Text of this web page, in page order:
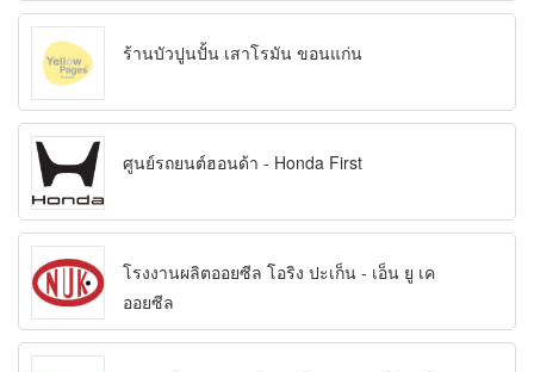
ร้านบัวปูนปั้น เสาโรมัน ขอนแก่น
ศูนย์รถยนต์ฮอนด้า - Honda First
โรงงานผลิตออยซีล โอริง ปะเก็น - เอ็น ยู เค
ออยซีล